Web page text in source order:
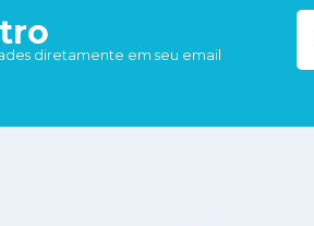
diretamente em seu email